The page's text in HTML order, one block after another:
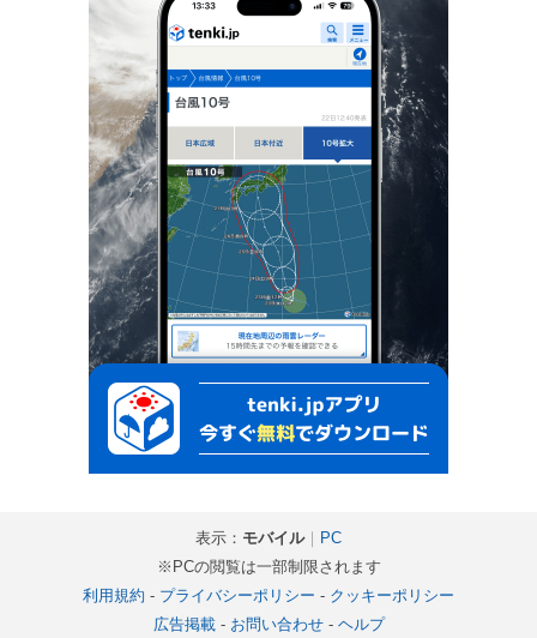
表示： モバイル｜ PC
※PCの閲覧は一部制限されます
利用規約 - プライバシーポリシー - クッキーポリシー
広告掲載- お問い合わせ- ヘルプ